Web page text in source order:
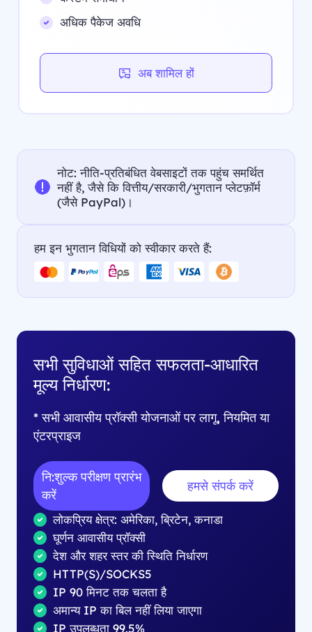
अधिक पैकेज अवधि
अब शामिल हों
नोट: नीति-प्रतिबंधित वेबसाइटों तक पहुंच समर्थित
नहीं है, जैसे कि वित्तीय/सरकारी/भुगतान प्लेटफ़ॉर्म
(जैसे PayPal)।
हम इन भुगतान विधियों को स्वीकार करते हैं:
सभी सुविधाओं सहित सफलता-आधारित
मूल्य निर्धारण:
* सभी आवासीय प्रॉक्सी योजनाओं पर लागू, नियमित या
एंटरप्राइज
नि:शुल्क परीक्षण प्रारंभ
करें
हमसे संपर्क करें
लोकप्रिय क्षेत्र: अमेरिका, ब्रिटेन, कनाडा
घूर्णन आवासीय प्रॉक्सी
देश और शहर स्तर की स्थिति निर्धारण
HTTP(S)/SOCKS5
IP 90 मिनट तक चलता है
अमान्य IP का बिल नहीं लिया जाएगा
IP उपलब्धता 99.5%